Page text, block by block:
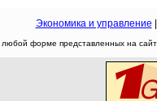
Экономика и управление
форме представленных на